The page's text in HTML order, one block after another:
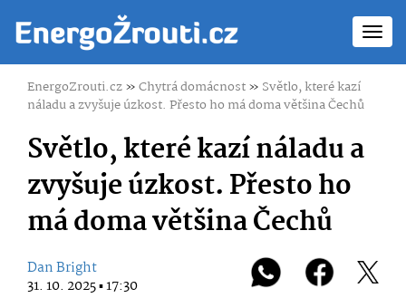
EnergoZrouti.cz»Chytrá domácnost» Světlo, které kazí
náladu a zvyšuje úzkost. Přesto ho má doma většina Čechů
Světlo, které kazí náladu a
zvyšuje úzkost. Přesto ho
má doma většina Čechů
Dan Bright
31. 10. 2025 ▪ 17:30